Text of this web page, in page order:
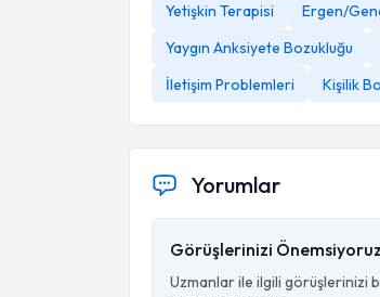
Yetişkin Terapisi Ergen/
Yaygın Anksiyete Bozukluğu
İletişim Problemleri
Kişilik
Yorumlar
Görüşlerinizi Önemsiyoruz
Uzmanlar ile ilgili görüşlerinizi